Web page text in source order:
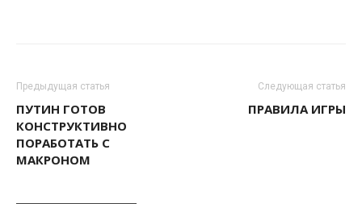
Предыдущая статья
ПУТИН ГОТОВ
КОНСТРУКТИВНО
ПОРАБОТАТЬ С
МАКРОНОМ
Следующая статья
ПРАВИЛА ИГРЫ